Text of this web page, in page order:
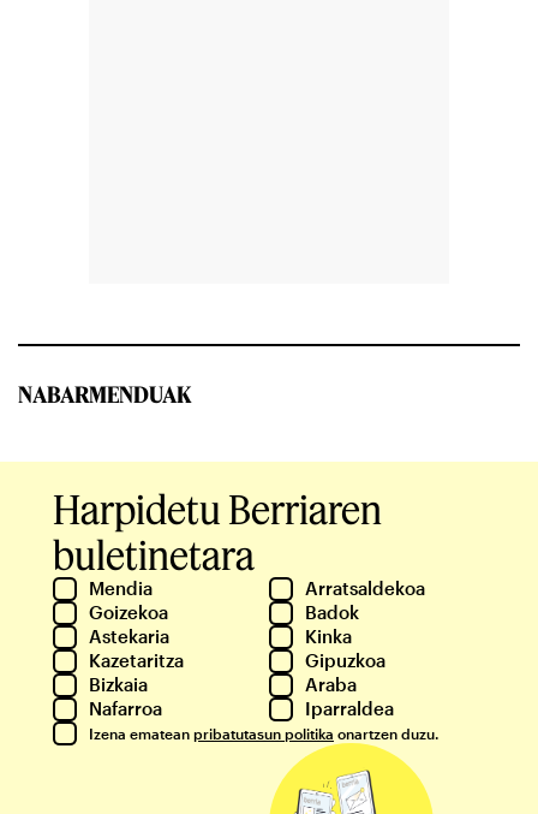
NABARMENDUAK
Harpidetu Berriaren
buletinetara
Mendia
Arratsaldekoa
Goizekoa
Badok
Astekaria
Kinka
Kazetaritza
Gipuzkoa
Bizkaia
Araba
Nafarroa
Iparraldea
Izena ematean pribatutasun politika onartzen duzu.